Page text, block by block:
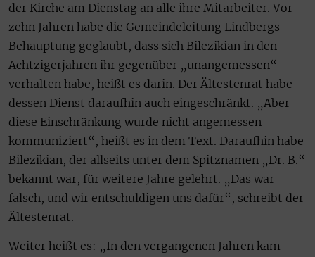
der Kirche am Dienstag an alle ihre Mitarbeiter. Vor
zehn Jahren habe die Gemeindeleitung Lindbergs
Behauptung geglaubt, dass sich Bilezikian in den
Achtzigerjahren ihr gegenüber „unangemessen“
verhalten habe, heißt es darin. Der Ältestenrat habe
dessen Dienst daraufhin auch eingeschränkt. „Aber
diese Einschränkung wurde nicht angemessen
kommuniziert“, heißt es in dem Text. Daraufhin habe
Bilezikian, der allseits unter dem Spitznamen „Dr. B.“
bekannt war, für weitere Jahre gelehrt. „Das war
falsch, und wir entschuldigen uns dafür“, schreibt der
Ältestenrat.
Weiter heißt es: „In den vergangenen Jahren kam